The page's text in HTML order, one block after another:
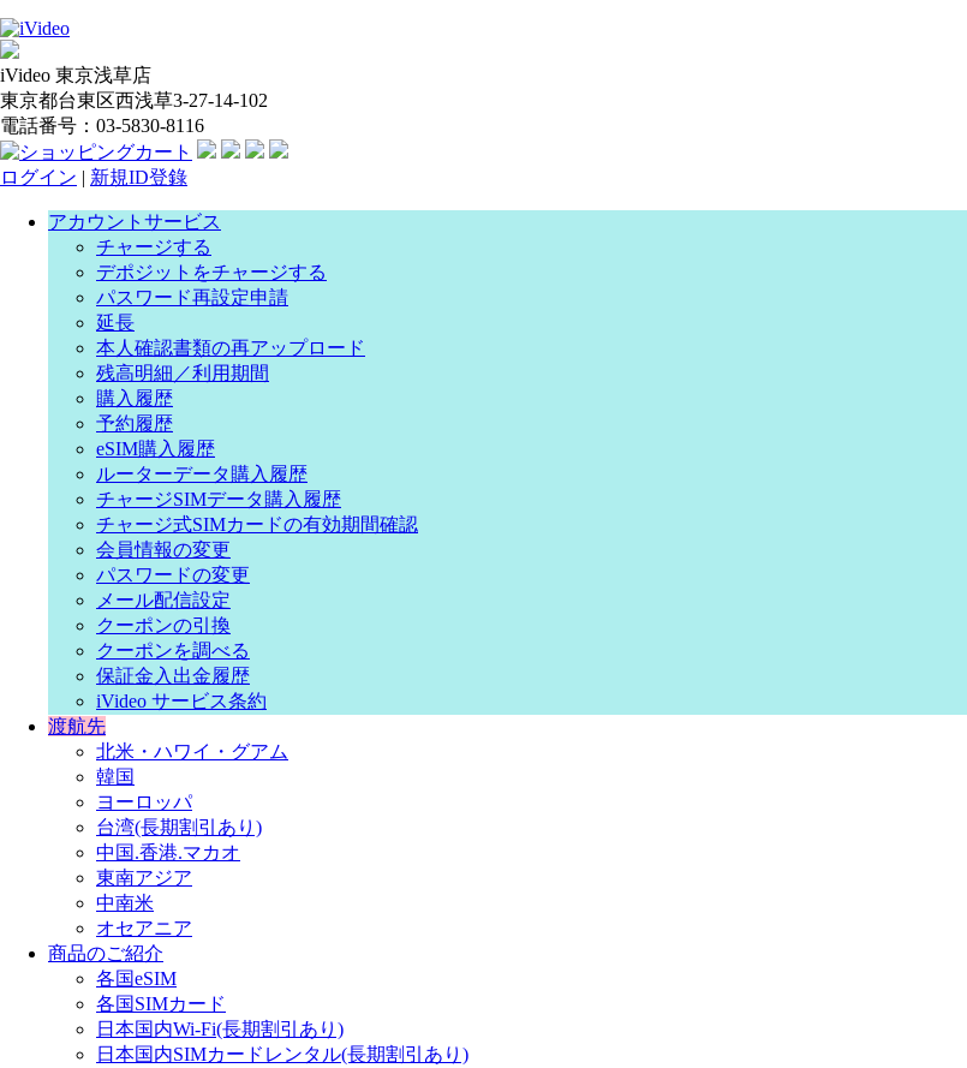
iVideo 東京浅草店
東京都台東区西浅草3-27-14-102
電話番号：03-5830-8116
ログイン | 新規ID登錄
アカウントサービス
チャージする
デポジットをチャージする
パスワード再設定申請
延長
本人確認書類の再アップロード
残高明細／利用期間
購入履歴
予約履歴
eSIM購入履歴
ルーターデータ購入履歴
チャージSIMデータ購入履歴
チャージ式SIMカードの有効期間確認
会員情報の変更
パスワードの変更
メール配信設定
クーポンの引換
クーポンを調べる
保証金入出金履歴
iVideo サービス条約
渡航先
北米・ハワイ・グアム
韓国
ヨーロッパ
台湾(長期割引あり)
中国.香港.マカオ
東南アジア
中南米
オセアニア
商品のご紹介
各国eSIM
各国SIMカード
日本国内Wi-Fi(長期割引あり)
日本国内SIMカードレンタル(長期割引あり)